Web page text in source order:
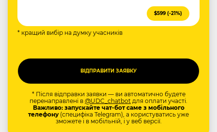
$599 (-21%)
* кращий вибір на думку учасників
* Після відправки заявки — ви автоматично будете
перенаправлені в @UDC_chatbot для оплати участі.
Важливо: запускайте чат-бот саме з мобільного
телефону(специфіка Telegram), а користуватись уже
зможете і в мобільній, і у веб версії.